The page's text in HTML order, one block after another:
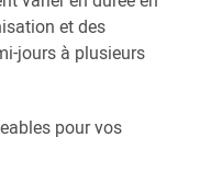
et des
jours à plusieurs
pour vos